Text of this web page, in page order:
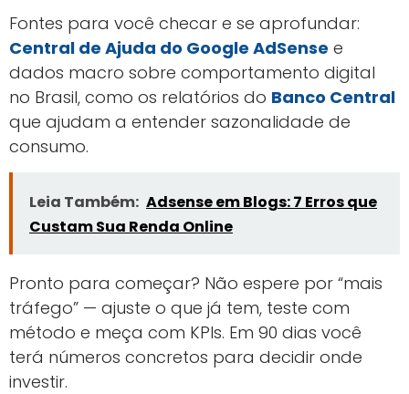
Fontes para você checar e se aprofundar:
Central de Ajuda do Google AdSense e
dados macro sobre comportamento digital
no Brasil, como os relatórios do Banco Central
que ajudam a entender sazonalidade de
consumo.
Leia Também: Adsense em Blogs: 7 Erros que
Custam Sua Renda Online
Pronto para começar? Não espere por “mais
tráfego” — ajuste o que já tem, teste com
método e meça com KPIs. Em 90 dias você
terá números concretos para decidir onde
investir.